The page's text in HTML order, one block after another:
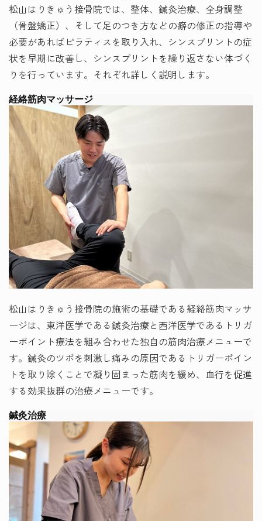
松山はりきゅう接骨院では、整体、鍼灸治療、全身調整
（骨盤矯正）、そして足のつき方などの癖の修正の指導や
必要があればピラティスを取り入れ、シンスプリントの症
状を早期に改善し、シンスプリントを繰り返さない体づく
りを行っています。それぞれ詳しく説明します。
経絡筋肉マッサージ
松山はりきゅう接骨院の施術の基礎である経絡筋肉マッサ
ージは、東洋医学である鍼灸治療と西洋医学であるトリガ
ーポイント療法を組み合わせた独自の筋肉治療メニューで
す。鍼灸のツボを刺激し痛みの原因であるトリガーポイン
トを取り除くことで凝り固まった筋肉を緩め、血行を促進
する効果抜群の治療メニューです。
鍼灸治療